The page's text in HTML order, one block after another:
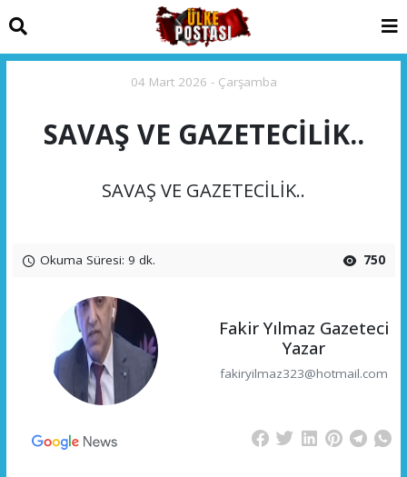
04 Mart 2026 - Çarşamba
SAVAŞ VE GAZETECİLİK..
SAVAŞ VE GAZETECİLİK..
Okuma Süresi: 9 dk. 750
Fakir Yılmaz Gazeteci
Yazar
fakiryilmaz323@hotmail.com